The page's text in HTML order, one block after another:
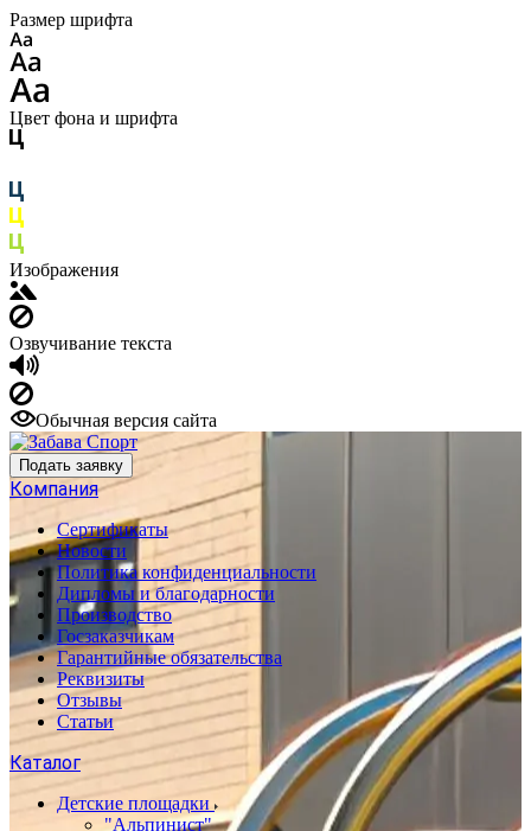
Размер шрифта
Цвет фона и шрифта
Изображения
Озвучивание текста
Обычная версия сайта
Подать заявку
Компания
Сертификаты
Новости
Политика конфиденциальности
Дипломы и благодарности
Производство
Госзаказчикам
Гарантийные обязательства
Реквизиты
Отзывы
Статьи
Каталог
Детские площадки
"Альпинист"